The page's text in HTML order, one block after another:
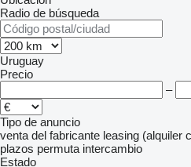
Radio de búsqueda
Uruguay
Precio
–
Tipo de anuncio
venta del fabricante leasing (alquiler
plazos permuta intercambio
Estado